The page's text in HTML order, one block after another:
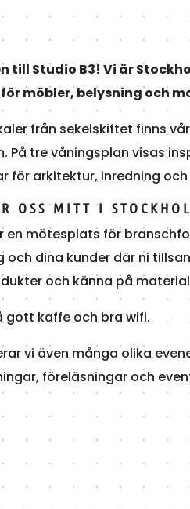
till Studio B3! Vi är
möbler, belysning och
från sekelskiftet finns
På tre våningsplan visas
för arkitektur, inredning
OSS MITT I
en mötesplats för
och dina kunder där ni
och känna på
gott kaffe och bra wifi.
vi även många olika
föreläsningar och